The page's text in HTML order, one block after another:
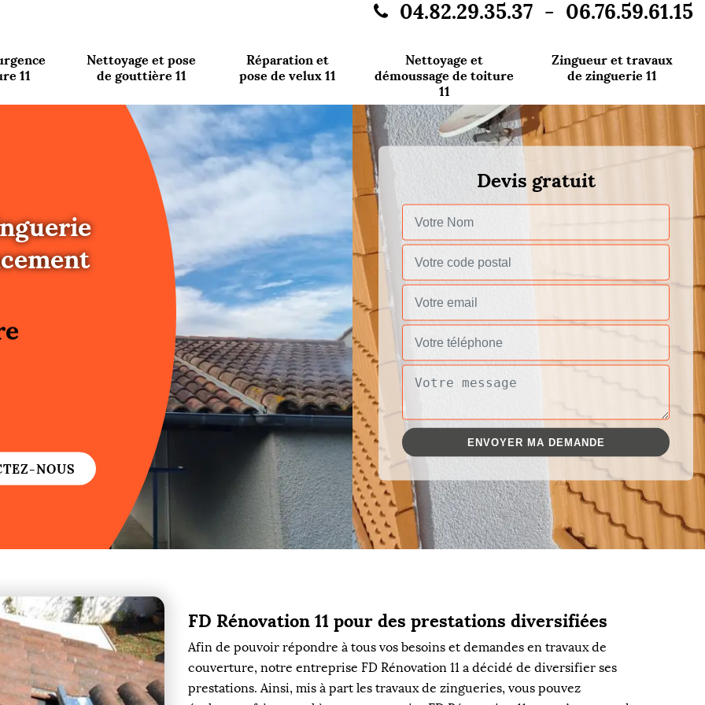
04.82.29.35.37 - 06.76.59.61.15
11
Nettoyage et pose
de gouttière 11
Réparation et
pose de velux 11
Nettoyage et
démoussage de toiture
11
Zingueur et travaux
de zinguerie 11
NOUS
Devis gratuit
FD Rénovation 11 pour des prestations diversifiées
Afin de pouvoir répondre à tous vos besoins et demandes en travaux de
couverture, notre entreprise FD Rénovation 11 a décidé de diversifier ses
prestations. Ainsi, mis à part les travaux de zingueries, vous pouvez